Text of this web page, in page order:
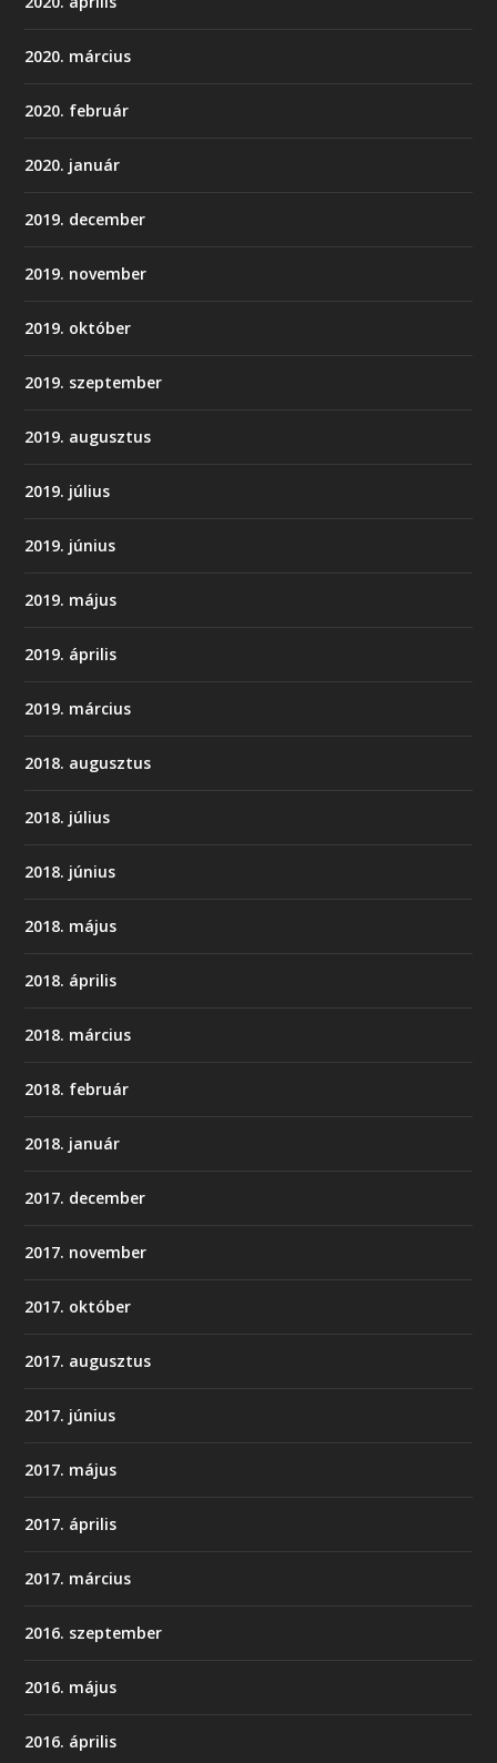
2020. március
2020. február
2020. január
2019. december
2019. november
2019. október
2019. szeptember
2019. augusztus
2019. július
2019. június
2019. május
2019. április
2019. március
2018. augusztus
2018. július
2018. június
2018. május
2018. április
2018. március
2018. február
2018. január
2017. december
2017. november
2017. október
2017. augusztus
2017. június
2017. május
2017. április
2017. március
2016. szeptember
2016. május
2016. április